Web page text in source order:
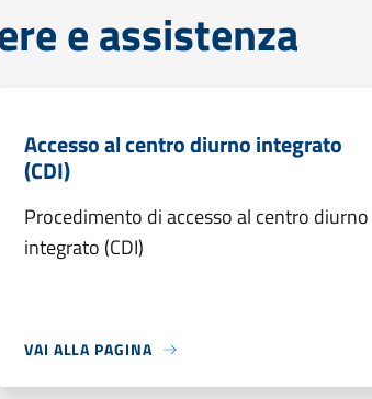
e assistenza
Accesso al centro diurno integrato
(CDI)
Procedimento di accesso al centro diurno
integrato (CDI)
VAI ALLA PAGINA